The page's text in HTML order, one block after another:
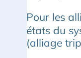
Pour les
états du
(alliage